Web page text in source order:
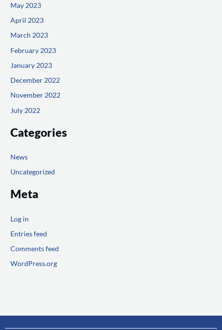
May 2023
April 2023
March 2023
February 2023
January 2023
December 2022
November 2022
July 2022
Categories
News
Uncategorized
Meta
Log in
Entries feed
Comments feed
WordPress.org